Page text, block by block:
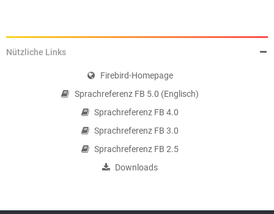
Nützliche Links
Firebird-Homepage
Sprachreferenz FB 5.0 (Englisch)
Sprachreferenz FB 4.0
Sprachreferenz FB 3.0
Sprachreferenz FB 2.5
Downloads